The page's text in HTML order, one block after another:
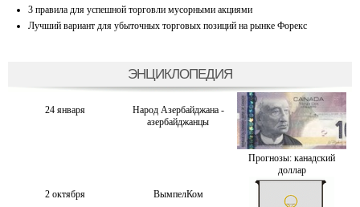
3 правила для успешной торговли мусорными акциями
Лучший вариант для убыточных торговых позиций на рынке Форекс
ЭНЦИКЛОПЕДИЯ
24 января
Народ Азербайджана -
азербайджанцы
Прогнозы: канадский
доллар
2 октября ВымпелКом